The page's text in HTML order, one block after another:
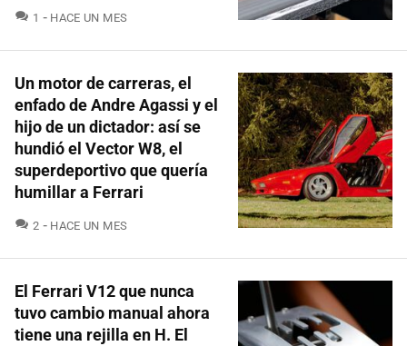
1 COMENTARIOS
HACE UN MES
Un motor de carreras, el
enfado de Andre Agassi y el
hijo de un dictador: así se
hundió el Vector W8, el
superdeportivo que quería
humillar a Ferrari
2 COMENTARIOS
HACE UN MES
El Ferrari V12 que nunca
tuvo cambio manual ahora
tiene una rejilla en H. El